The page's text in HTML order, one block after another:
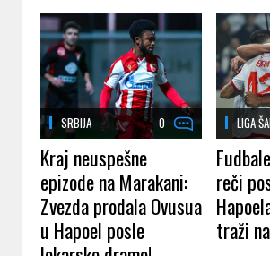
SRBIJA 0
Kraj neuspešne
epizode na Marakani:
Zvezda prodala Ovusua
u Hapoel posle
LIGA
reči
traži